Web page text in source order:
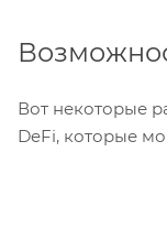
Вот некоторые
DeFi, которые